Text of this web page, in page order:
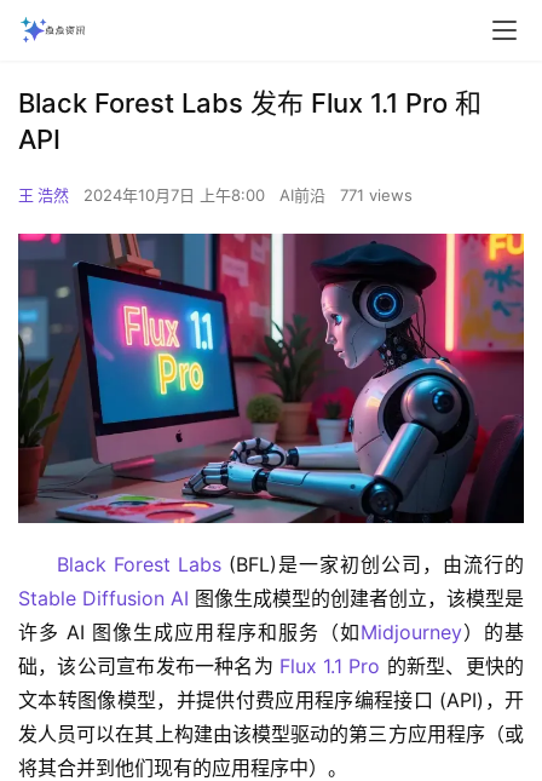
Black Forest Labs 发布 Flux 1.1 Pro 和
API
王 浩然 2024年10月7日 上午8:00 AI前沿 771 views
Black Forest Labs
Stable Diffusion AI 图像生成模型的创建者创立，该模型是
许多 AI 图像生成应用程序和服务（如Midjourney）的基
础，该公司宣布发布一种名为 Flux 1.1 Pro 的新型、更快的
文本转图像模型，并提供付费应用程序编程接口 (API)，开
发人员可以在其上构建由该模型驱动的第三方应用程序（或
将其合并到他们现有的应用程序中）。